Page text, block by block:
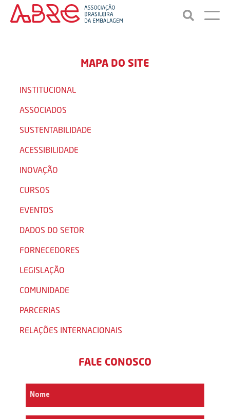
MAPA DO SITE
INSTITUCIONAL
ASSOCIADOS
SUSTENTABILIDADE
ACESSIBILIDADE
INOVAÇÃO
CURSOS
EVENTOS
DADOS DO SETOR
FORNECEDORES
LEGISLAÇÃO
COMUNIDADE
PARCERIAS
RELAÇÕES INTERNACIONAIS
FALE CONOSCO